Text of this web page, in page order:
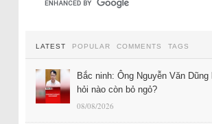
LATEST POPULAR COMMENTS TAGS
Bắc ninh: Ông Nguyễn Văn
hỏi nào còn bỏ ngỏ?
08/08/2026